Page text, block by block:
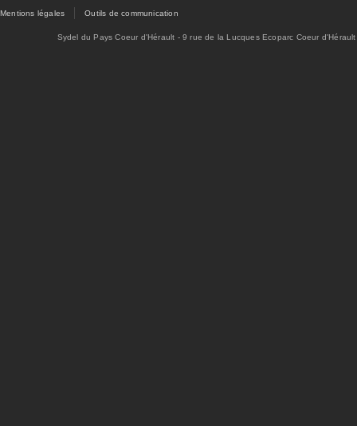
Mentions légales Outils de communication
Sydel du Pays Coeur d'Hérault - 9 rue de la Lucques Ecoparc Coeur